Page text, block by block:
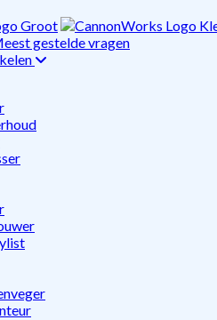
gestelde vragen